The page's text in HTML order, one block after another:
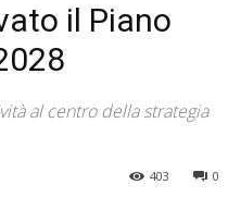
il Piano
al centro della strategia
0
403